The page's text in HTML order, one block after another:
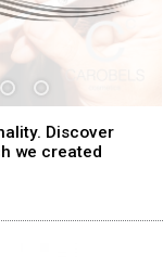
Discover
we created